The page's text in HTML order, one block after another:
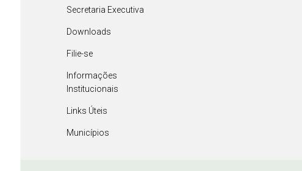
Secretaria Executiva
Downloads
Filie-se
Informações
Institucionais
Links Úteis
Municípios